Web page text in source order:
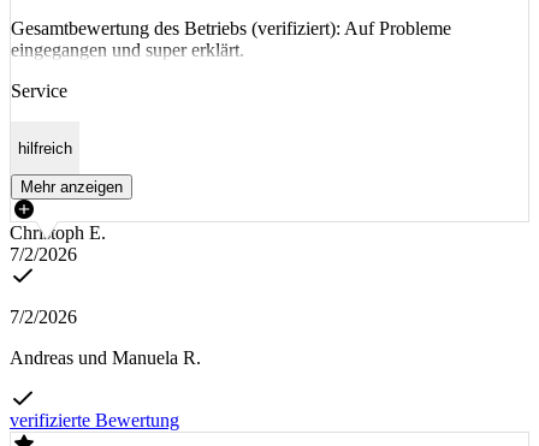
Gesamtbewertung des Betriebs (verifiziert): Auf Probleme
eingegangen und super erklärt.
Service
hilfreich
Mehr anzeigen
Christoph E.
7/2/2026
7/2/2026
Andreas und Manuela R.
verifizierte Bewertung